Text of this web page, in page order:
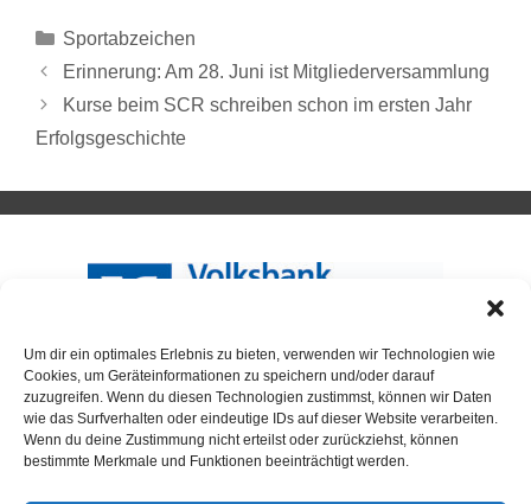
Um dir ein optimales Erlebnis zu bieten, verwenden wir Technologien wie
Cookies, um Geräteinformationen zu speichern und/oder darauf
zuzugreifen. Wenn du diesen Technologien zustimmst, können wir Daten
wie das Surfverhalten oder eindeutige IDs auf dieser Website verarbeiten.
Wenn du deine Zustimmung nicht erteilst oder zurückziehst, können
bestimmte Merkmale und Funktionen beeinträchtigt werden.
Sportabzeichen
Erinnerung: Am 28. Juni ist Mitgliederversammlung
Kurse beim SCR schreiben schon im ersten Jahr
Erfolgsgeschichte
SPORTABZEICHEN